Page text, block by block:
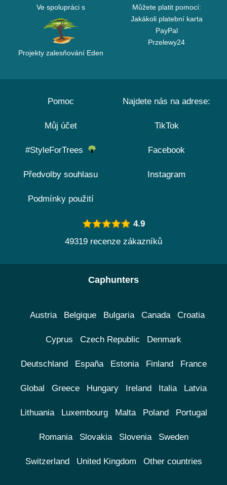
Ve spolupráci s
Projekty zalesňování Eden
Můžete platit pomocí:
Jakákoli platební karta
PayPal
Przelewy24
Pomoc
Můj účet
#StyleForTrees
Předvolby souhlasu
Podmínky použití
Najdete nás na adrese:
TikTok
Facebook
Instagram
4.9
49319 recenze zákazníků
Caphunters
Austria Belgique Bulgaria Canada Croatia
Cyprus Czech Republic Denmark
Deutschland España Estonia Finland France
Global Greece Hungary Ireland Italia Latvia
Lithuania Luxembourg Malta Poland Portugal
Romania Slovakia Slovenia Sweden
Switzerland United Kingdom Other countries